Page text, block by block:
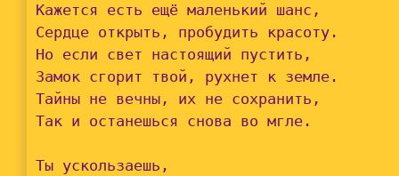
Кажется есть ещё маленький шанс,
Сердце открыть, пробудить красоту.
Но если свет настоящий пустить,
Замок сгорит твой, рухнет к земле.
Тайны не вечны, их не сохранить,
Так и останешься снова во мгле.
Ты ускользаешь,